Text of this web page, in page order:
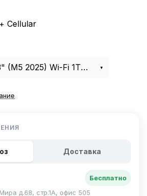
Cellular
Apple iPad Pro 13" (M5 2025) Wi-Fi 1Tb Silver
Доставка
Бесплатно
д.68, стр.1А, офис 505